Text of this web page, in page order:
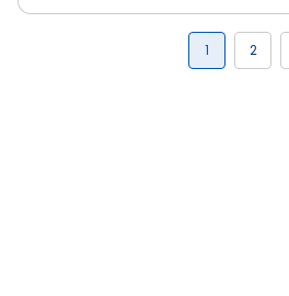
1 2